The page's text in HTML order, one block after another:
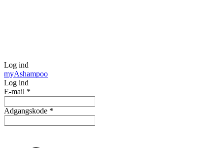
Log ind
myAshampoo
Log ind
E-mail *
Adgangskode *